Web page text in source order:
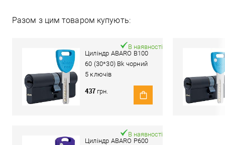
Разом з цим товаром купують:
Циліндр ABARO B100
60 (30*30) Bk чорний
5 ключів
В наявності
437 грн.
Циліндр ABARO P600
В наявності